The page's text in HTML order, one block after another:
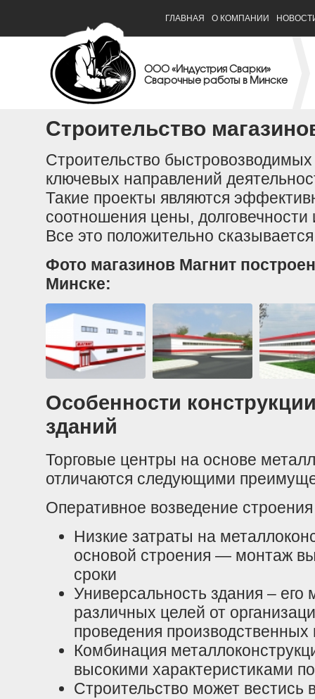
ГЛАВНАЯ О КОМПАНИИ
ООО «Индустрия Сварки»
Сварочные работы в Минске
Строительство
Строительство
ключевых направлений
Такие проекты являются
соотношения цены, долговечности
Все это положительно
Фото магазинов Магнит
Минске:
Особенности
зданий
Торговые центры на основе
отличаются следующими
Оперативное возведение строения
Низкие затраты на
основой строения — монтаж
сроки
Универсальность здания – его
различных целей от
проведения производственных
Комбинация
высокими характеристиками
Строительство может вестись